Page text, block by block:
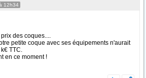
12h34
des coques....
petite coque avec ses équipements n'aurait
TTC.
en ce moment !